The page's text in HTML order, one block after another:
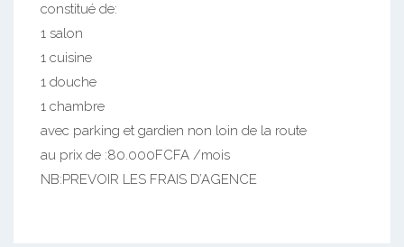
constitué de:
1 salon
1 cuisine
1 douche
1 chambre
avec parking et gardien non loin de la route
au prix de :80.000FCFA /mois
NB:PREVOIR LES FRAIS D’AGENCE